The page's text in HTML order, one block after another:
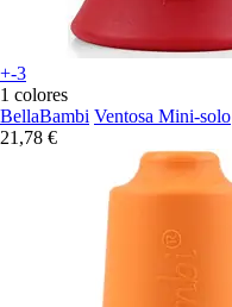
+-3
1 colores
BellaBambi Ventosa Mini-solo
21,78 €